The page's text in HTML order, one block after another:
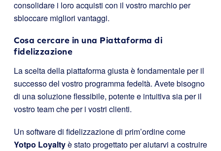
consolidare i loro acquisti con il vostro marchio per
sbloccare migliori vantaggi.
Cosa cercare in una Piattaforma di
fidelizzazione
La scelta della piattaforma giusta è fondamentale per il
successo del vostro programma fedeltà. Avete bisogno
di una soluzione flessibile, potente e intuitiva sia per il
vostro team che per i vostri clienti.
Un software di fidelizzazione di prim’ordine come
Yotpo Loyaltyè stato progettato per aiutarvi a costruire